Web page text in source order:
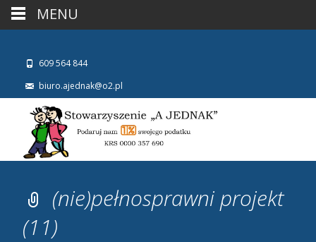
609 564 844
biuro.ajednak@o2.pl
(nie)pełnosprawni projekt
(11)
MENU